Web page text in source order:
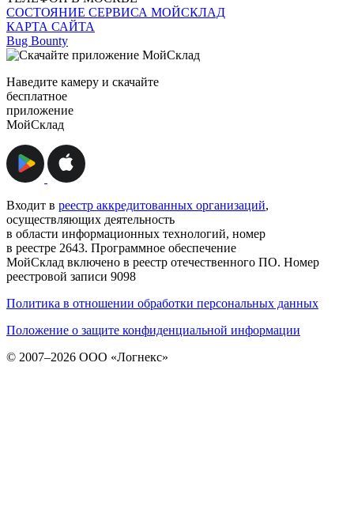
СОСТОЯНИЕ СЕРВИСА МОЙСКЛАД
КАРТА САЙТА
Bug Bounty
Наведите камеру и скачайте
бесплатное
приложение
МойСклад
Входит в реестр аккредитованных организаций,
осуществляющих деятельность
в области информационных технологий, номер
в реестре 2643. Программное обеспечение
МойСклад включено в реестр отечественного ПО. Номер
реестровой записи 9098
Политика в отношении обработки персональных данных
Положение о защите конфиденциальной информации
© 2007–2026 ООО «Логнекс»